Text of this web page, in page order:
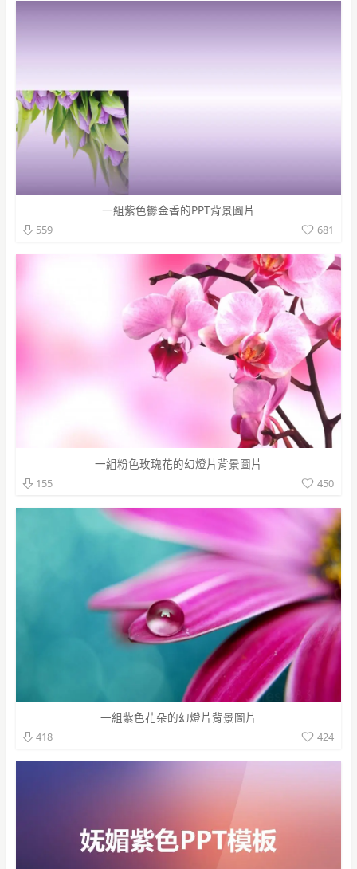
一組紫色鬱金香的PPT背景圖片
559 681
一組粉色玫瑰花的幻燈片背景圖片
155 450
一組紫色花朵的幻燈片背景圖片
418 424